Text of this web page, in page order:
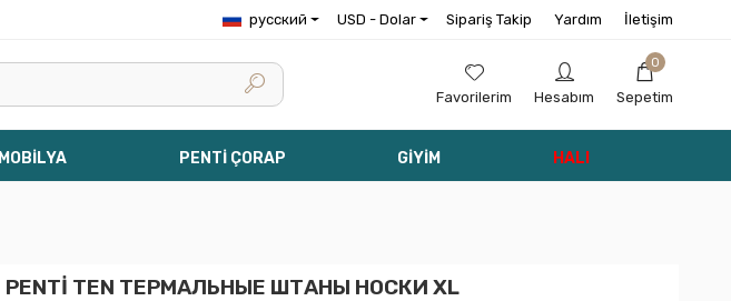
русский USD - Dolar Sipariş Takip Yardım İletişim
Favorilerim Hesabım
0
Sepetim
MOBİLYA PENTİ ÇORAP GİYİM HALI
PENTİ TEN ТЕРМАЛЬНЫЕ ШТАНЫ НОСКИ XL